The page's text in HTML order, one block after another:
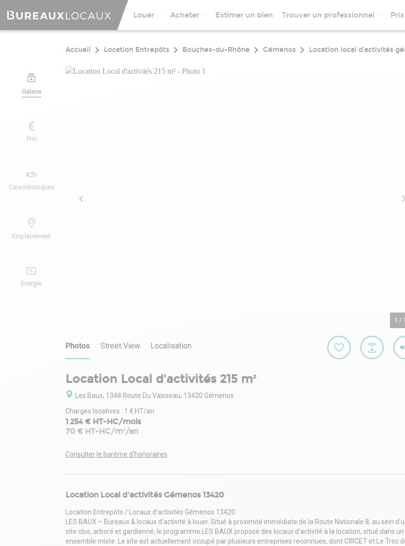
Louer Acheter Estimer un bien Trouver un professionnel
Galerie
Prix
Caractéristiques
Emplacement
Énergie
Accueil Location Entrepôts Bouches-du-Rhône Gémenos
1 /
Photos Street View Localisation
Location Local d'activités 215 m²
Les Baux, 1348 Route Du Vaisseau, 13420 Gémenos
Charges locatives : 1 € HT/an
1 254 € HT-HC/mois
70 € HT-HC/m²/an
Consulter le barème d'honoraires
Location Local d'activités Gémenos 13420
Location Entrepôts / Locaux d'activités Gémenos 13420
LES BAUX – Bureaux & locaux d'activité à louer. Situé à proximité immédiate de la Route Nationale 8, au sein
site clos, arboré et gardienné, le programme LES BAUX propose des locaux d'activité à la location, situé dans un
ensemble mixte. Le site est actuellement occupé par plusieurs entreprises reconnues, dont CIRCET et Le Troc